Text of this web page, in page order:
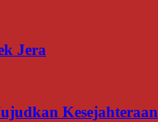
Jera
Kesejahteraan